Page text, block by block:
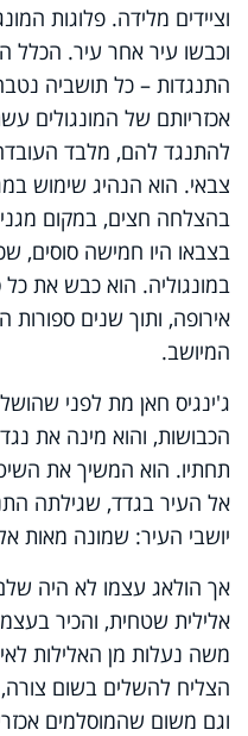
וציידים מלידה. פלוגות
וכבשו עיר אחר עיר. הכלל
התנגדות – כל תושביה
אכזריותם של המונגולים
להתנגד להם, מלבד
צבאי. הוא הנהיג שימוש
בהצלחה חצים, במקום
בצבאו היו חמישה סוסים,
במונגוליה. הוא כבש את
אירופה, ותוך שנים
המיושב.
ג'ינגיס חאן מת לפני
הכבושות, והוא מינה את
אל העיר בגדד, שגילתה
יושבי העיר: שמונה מאות
אך הולאג עצמו לא היה
אלילית שטחית, והכיר
משה נעלות מן האלילות
הצליח להשלים בשום צורה,
וגם משום שהמוסלמים